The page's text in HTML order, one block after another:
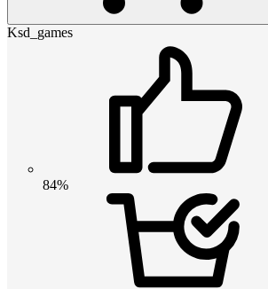
Ksd_games
84%